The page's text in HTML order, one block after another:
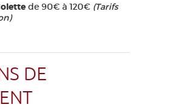
de 90€ à 120€ (Tarifs
DE